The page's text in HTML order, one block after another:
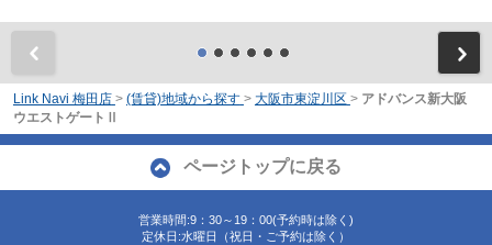
Link Navi 梅田店 > (賃貸)地域から探す > 大阪市東淀川区 > アドバンス新大阪
ウエストゲートⅡ
ページトップに戻る
営業時間:9：30～19：00(予約時は除く)
定休日:水曜日（祝日・ご予約は除く）